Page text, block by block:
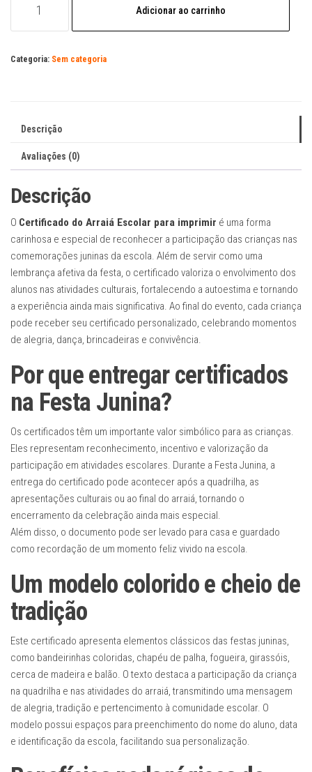
arraiá
para
Adicionar ao carrinho
Categoria: Sem categoria
Descrição
Avaliações (0)
Descrição
O Certificado do Arraiá Escolar para imprimir é uma forma
carinhosa e especial de reconhecer a participação das crianças nas
comemorações juninas da escola. Além de servir como uma
lembrança afetiva da festa, o certificado valoriza o envolvimento dos
alunos nas atividades culturais, fortalecendo a autoestima e tornando
a experiência ainda mais significativa. Ao final do evento, cada criança
pode receber seu certificado personalizado, celebrando momentos
de alegria, dança, brincadeiras e convivência.
Por que entregar certificados
na Festa Junina?
Os certificados têm um importante valor simbólico para as crianças.
Eles representam reconhecimento, incentivo e valorização da
participação em atividades escolares. Durante a Festa Junina, a
entrega do certificado pode acontecer após a quadrilha, as
apresentações culturais ou ao final do arraiá, tornando o
encerramento da celebração ainda mais especial.
Além disso, o documento pode ser levado para casa e guardado
como recordação de um momento feliz vivido na escola.
Um modelo colorido e cheio de
tradição
Este certificado apresenta elementos clássicos das festas juninas,
como bandeirinhas coloridas, chapéu de palha, fogueira, girassóis,
cerca de madeira e balão. O texto destaca a participação da criança
na quadrilha e nas atividades do arraiá, transmitindo uma mensagem
de alegria, tradição e pertencimento à comunidade escolar. O
modelo possui espaços para preenchimento do nome do aluno, data
e identificação da escola, facilitando sua personalização.